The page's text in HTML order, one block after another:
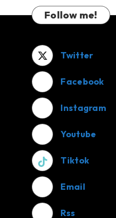
Follow me!
Twitter
Facebook
Instagram
Youtube
Tiktok
Email
Rss